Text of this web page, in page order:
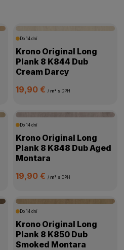
Do 14 dní
Krono Original Long
Plank 8 K844 Dub
Cream Darcy
19,90 € / m² s DPH
Do 14 dní
Krono Original Long
Plank 8 K848 Dub Aged
Montara
19,90 € / m² s DPH
Do 14 dní
Krono Original Long
Plank 8 K850 Dub
Smoked Montara